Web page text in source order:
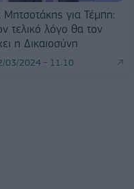
Μητσοτάκης για Τέμπη:
τελικό λόγο θα τον
η Δικαιοσύνη
03/2024 - 11:10